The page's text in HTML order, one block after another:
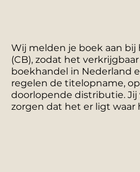
Wij melden je boek aan
(CB), zodat het
boekhandel in Nederland
regelen de titelopname,
doorlopende distributie. Jij
zorgen dat het er ligt waar